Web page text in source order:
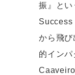
振』と
Success
から飛
的イン